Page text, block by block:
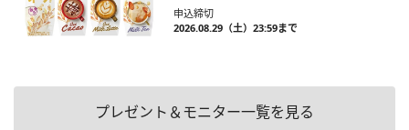
申込締切
2026.08.29（土）23:59まで
プレゼント＆モニター一覧を見る